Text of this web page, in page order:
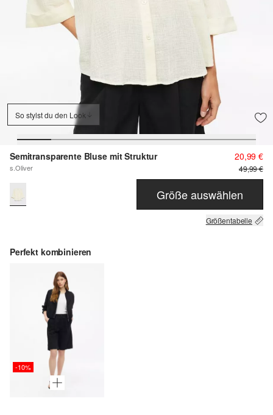
So stylst du den Look
Semitransparente Bluse mit Struktur
s.Oliver
20,99 €
49,99 €
Größe auswählen
Größentabelle
Perfekt kombinieren
-10%